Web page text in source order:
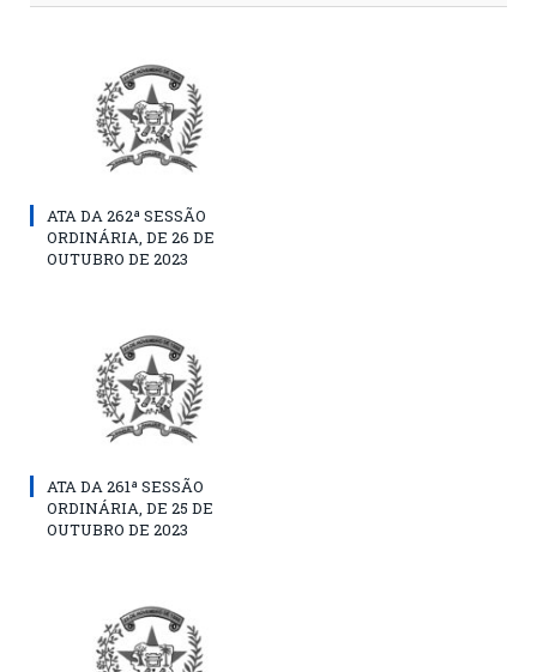
ATA DA 262ª SESSÃO
ORDINÁRIA, DE 26 DE
OUTUBRO DE 2023
ATA DA 261ª SESSÃO
ORDINÁRIA, DE 25 DE
OUTUBRO DE 2023